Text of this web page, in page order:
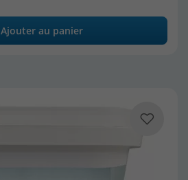
Ajouter au panier